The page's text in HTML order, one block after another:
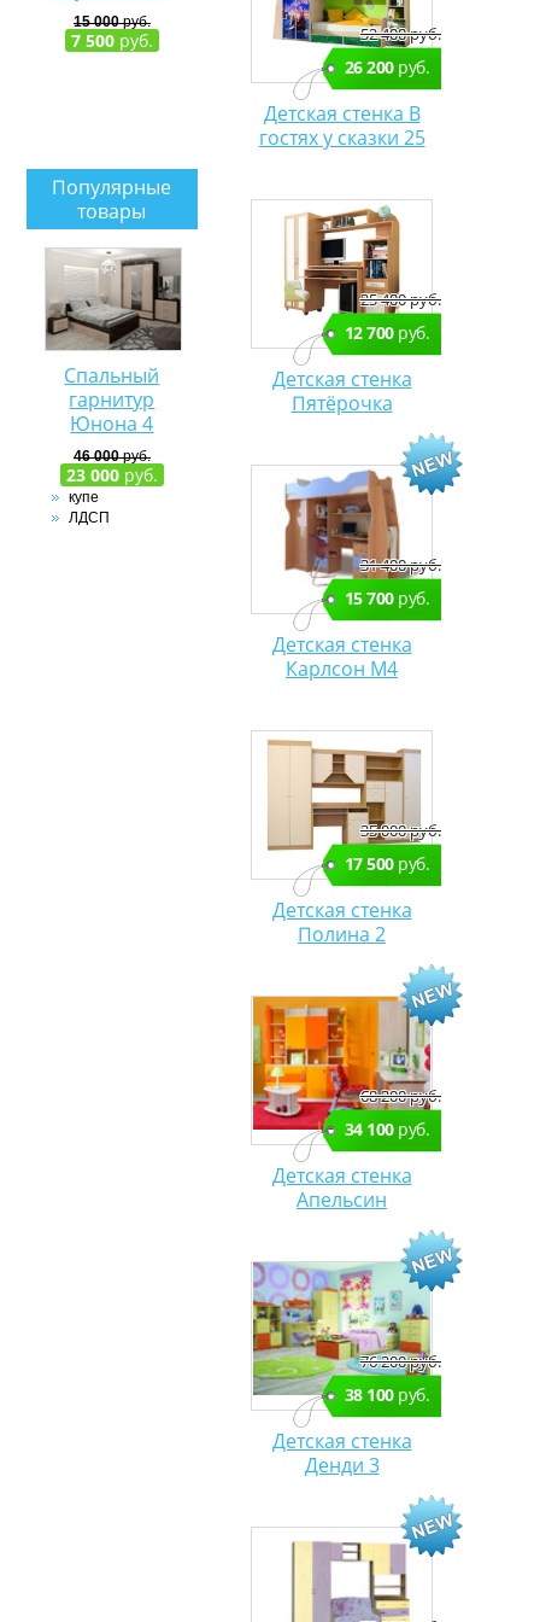
15 000руб.
7 500руб.
Популярные
товары
Спальный
гарнитур
Юнона 4
46 000руб.
23 000руб.
купе
ЛДСП
52 400 руб.
26 200руб.
Детская стенка В
гостях у сказки 25
25 400 руб.
12 700руб.
Детская стенка
Пятёрочка
31 400 руб.
15 700руб.
Детская стенка
Карлсон М4
35 000 руб.
17 500руб.
Детская стенка
Полина 2
68 200 руб.
34 100руб.
Детская стенка
Апельсин
76 200 руб.
38 100руб.
Детская стенка
Денди 3